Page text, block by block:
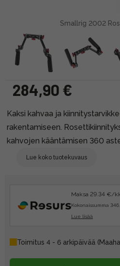
Smallrig 2002
284,90 €
Kaksi kahvaa ja
rakentamiseen.
kahvojen kääntämisen 360
Lue koko tuotekuvaus
Maksa 29.34 €/
Kokonaissumma
Lue lisää
Toimitus 4 - 6 arkipäivää